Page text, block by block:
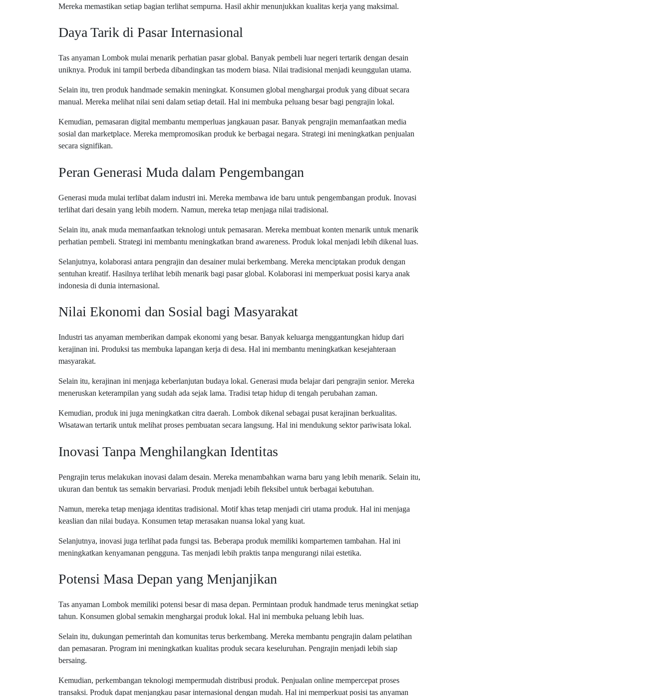
Mereka memastikan setiap bagian terlihat sempurna. Hasil akhir menunjukkan kualitas kerja yang maksimal.
Daya Tarik di Pasar Internasional
Tas anyaman Lombok mulai menarik perhatian pasar global. Banyak pembeli luar negeri tertarik dengan desain
uniknya. Produk ini tampil berbeda dibandingkan tas modern biasa. Nilai tradisional menjadi keunggulan utama.
Selain itu, tren produk handmade semakin meningkat. Konsumen global menghargai produk yang dibuat secara
manual. Mereka melihat nilai seni dalam setiap detail. Hal ini membuka peluang besar bagi pengrajin lokal.
Kemudian, pemasaran digital membantu memperluas jangkauan pasar. Banyak pengrajin memanfaatkan media
sosial dan marketplace. Mereka mempromosikan produk ke berbagai negara. Strategi ini meningkatkan penjualan
secara signifikan.
Peran Generasi Muda dalam Pengembangan
Generasi muda mulai terlibat dalam industri ini. Mereka membawa ide baru untuk pengembangan produk. Inovasi
terlihat dari desain yang lebih modern. Namun, mereka tetap menjaga nilai tradisional.
Selain itu, anak muda memanfaatkan teknologi untuk pemasaran. Mereka membuat konten menarik untuk menarik
perhatian pembeli. Strategi ini membantu meningkatkan brand awareness. Produk lokal menjadi lebih dikenal luas.
Selanjutnya, kolaborasi antara pengrajin dan desainer mulai berkembang. Mereka menciptakan produk dengan
sentuhan kreatif. Hasilnya terlihat lebih menarik bagi pasar global. Kolaborasi ini memperkuat posisi karya anak
indonesia di dunia internasional.
Nilai Ekonomi dan Sosial bagi Masyarakat
Industri tas anyaman memberikan dampak ekonomi yang besar. Banyak keluarga menggantungkan hidup dari
kerajinan ini. Produksi tas membuka lapangan kerja di desa. Hal ini membantu meningkatkan kesejahteraan
masyarakat.
Selain itu, kerajinan ini menjaga keberlanjutan budaya lokal. Generasi muda belajar dari pengrajin senior. Mereka
meneruskan keterampilan yang sudah ada sejak lama. Tradisi tetap hidup di tengah perubahan zaman.
Kemudian, produk ini juga meningkatkan citra daerah. Lombok dikenal sebagai pusat kerajinan berkualitas.
Wisatawan tertarik untuk melihat proses pembuatan secara langsung. Hal ini mendukung sektor pariwisata lokal.
Inovasi Tanpa Menghilangkan Identitas
Pengrajin terus melakukan inovasi dalam desain. Mereka menambahkan warna baru yang lebih menarik. Selain itu,
ukuran dan bentuk tas semakin bervariasi. Produk menjadi lebih fleksibel untuk berbagai kebutuhan.
Namun, mereka tetap menjaga identitas tradisional. Motif khas tetap menjadi ciri utama produk. Hal ini menjaga
keaslian dan nilai budaya. Konsumen tetap merasakan nuansa lokal yang kuat.
Selanjutnya, inovasi juga terlihat pada fungsi tas. Beberapa produk memiliki kompartemen tambahan. Hal ini
meningkatkan kenyamanan pengguna. Tas menjadi lebih praktis tanpa mengurangi nilai estetika.
Potensi Masa Depan yang Menjanjikan
Tas anyaman Lombok memiliki potensi besar di masa depan. Permintaan produk handmade terus meningkat setiap
tahun. Konsumen global semakin menghargai produk lokal. Hal ini membuka peluang lebih luas.
Selain itu, dukungan pemerintah dan komunitas terus berkembang. Mereka membantu pengrajin dalam pelatihan
dan pemasaran. Program ini meningkatkan kualitas produk secara keseluruhan. Pengrajin menjadi lebih siap
bersaing.
Kemudian, perkembangan teknologi mempermudah distribusi produk. Penjualan online mempercepat proses
transaksi. Produk dapat menjangkau pasar internasional dengan mudah. Hal ini memperkuat posisi tas anyaman